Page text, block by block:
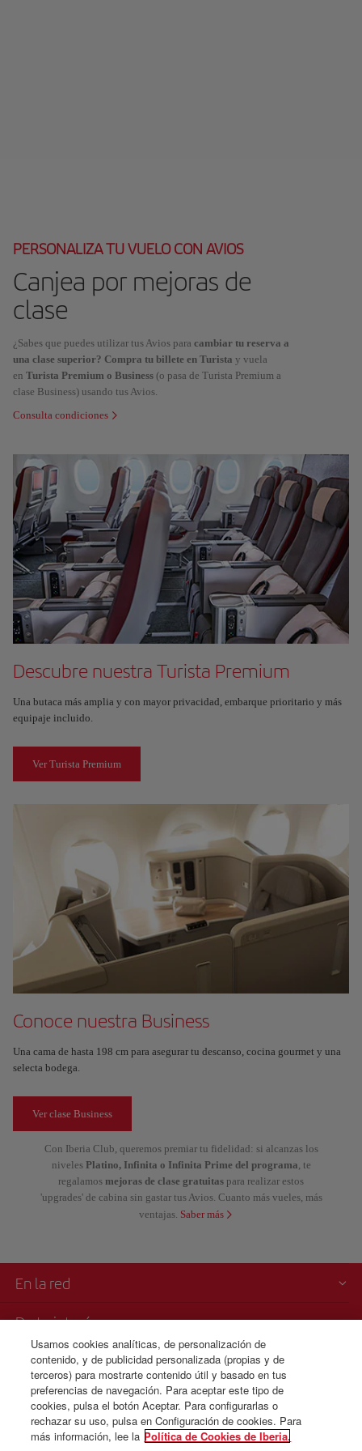
PERSONALIZA TU VUELO CON AVIOS
Canjea por mejoras de
clase
¿Sabes que puedes utilizar tus Avios para cambiar tu reserva a
una clase superior? Compra tu billete en Turista y vuela
en Turista Premium o Business (o pasa de Turista Premium a
clase Business) usando tus Avios.
Consulta condiciones
Descubre nuestra Turista Premium
Una butaca más amplia y con mayor privacidad, embarque prioritario y más
equipaje incluido.
Ver Turista Premium
Conoce nuestra Business
Una cama de hasta 198 cm para asegurar tu descanso, cocina gourmet y una
selecta bodega.
Ver clase Business
Con Iberia Club, queremos premiar tu fidelidad: si alcanzas los
niveles Platino, Infinita o Infinita Prime del programa, te
regalamos mejoras de clase gratuitas para realizar estos
'upgrades' de cabina sin gastar tus Avios. Cuanto más vueles, más
ventajas. Saber más
En la red
De tu interés
Iberia es más
Transparencia
Usamos cookies analíticas, de personalización de
contenido, y de publicidad personalizada (propias y de
terceros) para mostrarte contenido útil y basado en tus
preferencias de navegación. Para aceptar este tipo de
cookies, pulsa el botón Aceptar. Para configurarlas o
rechazar su uso, pulsa en Configuración de cookies. Para
más información, lee la Política de Cookies de Iberia.